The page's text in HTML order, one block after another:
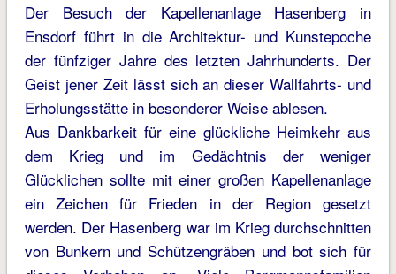
Der Besuch der Kapellenanlage Hasenberg in
Ensdorf führt in die Architektur- und Kunstepoche
der fünfziger Jahre des letzten Jahrhunderts. Der
Geist jener Zeit lässt sich an dieser Wallfahrts- und
Erholungsstätte in besonderer Weise ablesen.
Aus Dankbarkeit für eine glückliche Heimkehr aus
dem Krieg und im Gedächtnis der weniger
Glücklichen sollte mit einer großen Kapellenanlage
ein Zeichen für Frieden in der Region gesetzt
werden. Der Hasenberg war im Krieg durchschnitten
von Bunkern und Schützengräben und bot sich für